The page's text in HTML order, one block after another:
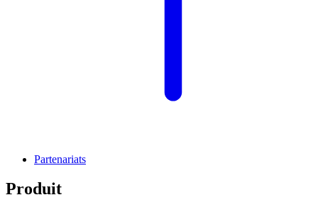
Partenariats
Produit